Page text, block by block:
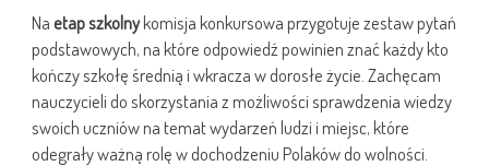
Naetap szkolnykomisja konkursowa przygotuje zestaw pytań
podstawowych, na które odpowiedź powinien znać każdy kto
kończy szkołę średnią i wkracza w dorosłe życie. Zachęcam
nauczycieli do skorzystania z możliwości sprawdzenia wiedzy
swoich uczniów na temat wydarzeń ludzi i miejsc, które
odegrały ważną rolę w dochodzeniu Polaków do wolności.